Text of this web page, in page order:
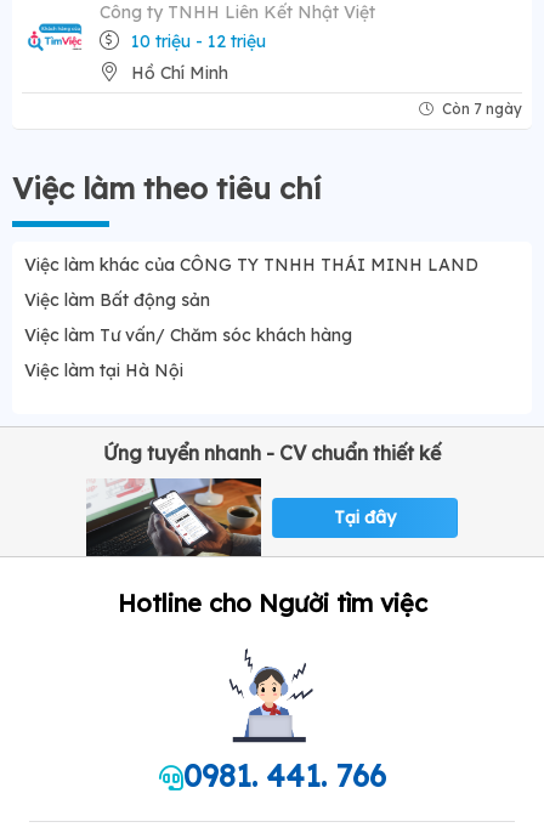
Công ty TNHH Liên Kết Nhật Việt
10 triệu - 12 triệu
Hồ Chí Minh
Còn 7 ngày
Việc làm theo tiêu chí
Việc làm khác của CÔNG TY TNHH THÁI MINH LAND
Việc làm Bất động sản
Việc làm Tư vấn/ Chăm sóc khách hàng
Việc làm tại Hà Nội
Ứng tuyển nhanh - CV chuẩn thiết kế
Tại đây
Hotline cho Người tìm việc
0981. 441. 766